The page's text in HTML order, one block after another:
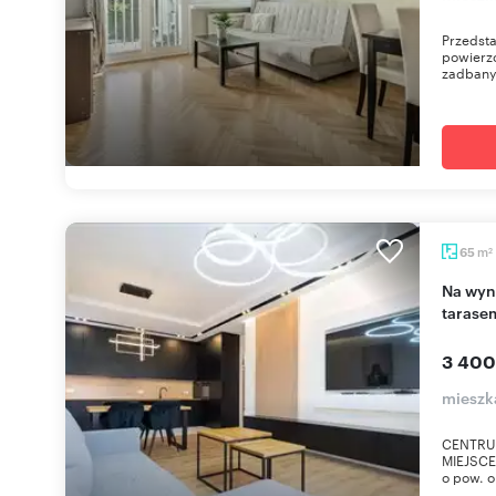
65 m2
Na wynajem przestronne 65 m² apartament z
3
o pow.